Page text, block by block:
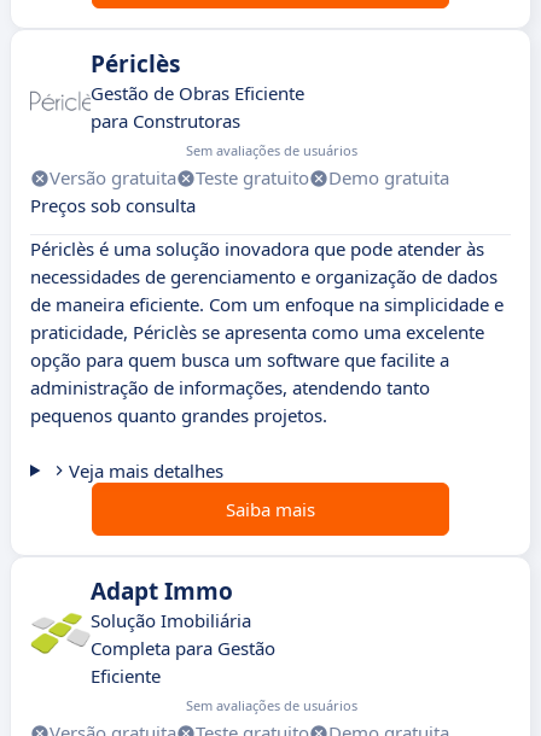
Périclès
Gestão de Obras Eficiente
para Construtoras
Sem avaliações de usuários
Versão gratuita Teste gratuito
Demo gratuita
Preços sob consulta
Périclès é uma solução inovadora que pode atender às
necessidades de gerenciamento e organização de dados
de maneira eficiente. Com um enfoque na simplicidade e
praticidade, Périclès se apresenta como uma excelente
opção para quem busca um software que facilite a
administração de informações, atendendo tanto
pequenos quanto grandes projetos.
Veja mais detalhes
Saiba mais
Adapt Immo
Solução Imobiliária
Completa para Gestão
Eficiente
Sem avaliações de usuários